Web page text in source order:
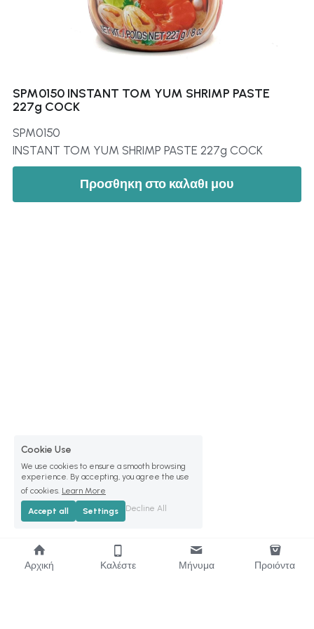
SPM0150 INSTANT TOM YUM SHRIMP PASTE
227g COCK
SPM0150
INSTANT TOM YUM SHRIMP PASTE 227g COCK
Προσθηκη στο καλαθι μου
Αρχική Καλέστε Μήνυμα Προιόντα
Cookie Use
We use cookies to ensure a smooth browsing
experience. By accepting, you agree the use
of cookies. Learn More
Accept all Settings Decline All